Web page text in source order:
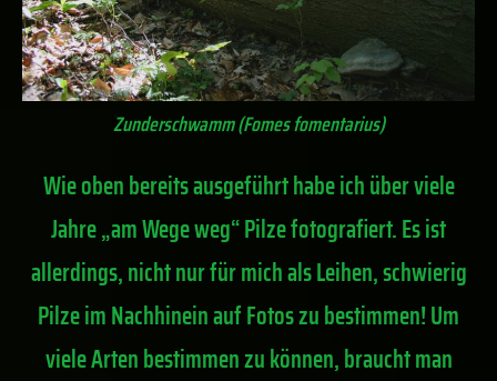
Zunderschwamm (Fomes fomentarius)
Wie oben bereits ausgeführt habe ich über viele
Jahre „am Wege weg“ Pilze fotografiert. Es ist
allerdings, nicht nur für mich als Leihen, schwierig
Pilze im Nachhinein auf Fotos zu bestimmen! Um
viele Arten bestimmen zu können, braucht man